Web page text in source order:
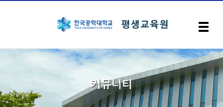
입학안내
지자체위탁교육과정
커뮤니티